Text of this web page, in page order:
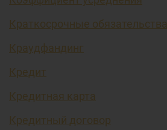
Краткосрочные обязательства
Краудфандинг
Кредит
Кредитная карта
Кредитный договор